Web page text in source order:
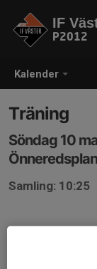
Kalender
IF
P2012
Träning
Söndag 10
Önneredsplan
Samling: 10:25